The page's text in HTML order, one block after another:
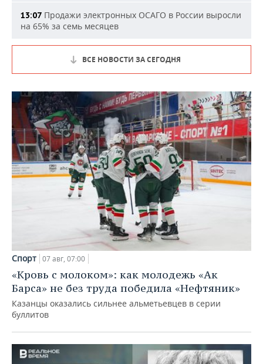
13:07 Продажи электронных ОСАГО в России выросли
на 65% за семь месяцев
ВСЕ НОВОСТИ ЗА СЕГОДНЯ
Спорт 07 авг, 07:00
«Кровь с молоком»: как молодежь «Ак
Барса» не без труда победила «Нефтяник»
Казанцы оказались сильнее альметьевцев в серии
буллитов